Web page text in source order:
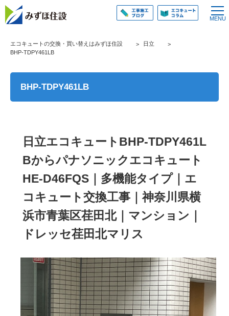
エコキュートの交換・買い替えはみずほ住設
日立
BHP-TDPY461LB
BHP-TDPY461LB
日立エコキュートBHP-TDPY461L
Bからパナソニックエコキュート
HE-D46FQS｜多機能タイプ｜エ
コキュート交換工事｜神奈川県横
浜市青葉区荏田北｜マンション｜
ドレッセ荏田北マリス